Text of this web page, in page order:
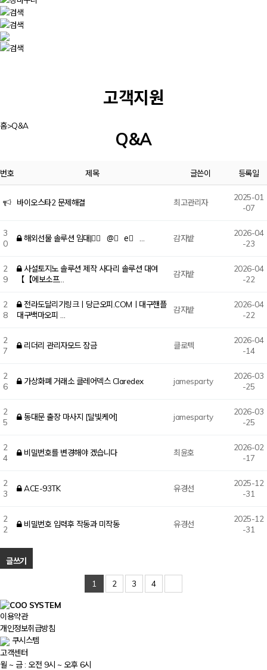
고객지원
홈>Q&A
Q&A
번호 제목 글쓴이 등록일
바이오스타2 문제해결 최고관리자
2025-01
-07
3
0
해외선물 솔루션 임대|ㅌ⃞ @⃞ e⃞ … 감자밭
2026-04
-23
2
9
사설토지노 솔루션 제작 사다리 솔루션 대여
【【에보소프…
감자밭
2026-04
-22
2
8
전라도달리기링크ㅣ당근오피.COMㅣ대구핸플
대구백마오피 …
감자밭
2026-04
-22
2
7
리더리 관리자모드 잠금 클로텍
2026-04
-14
2
6
가상화폐 거래소 클레어덱스 Claredex jamesparty
2026-03
-25
2
5
동대문 출장 마사지 [달빛케어] jamesparty
2026-03
-25
2
4
비밀번호를 변경해야 겠습니다 최윤호
2026-02
-17
2
3
ACE-93TK 유경선
2025-12
-31
2
2
비밀번호 입력후 작동과 미작동 유경선
2025-12
-31
글쓰기
1 2 3 4
이용약관
개인정보취급방침
쿠시스템
고객센터
월 ~ 금 : 오전 9시 ~ 오후 6시